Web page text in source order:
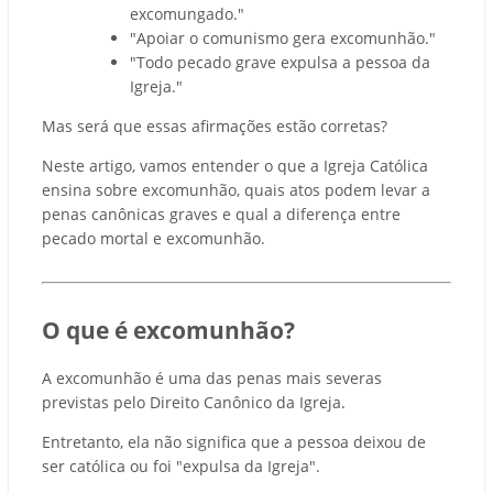
excomungado."
"Apoiar o comunismo gera excomunhão."
"Todo pecado grave expulsa a pessoa da
Igreja."
Mas será que essas afirmações estão corretas?
Neste artigo, vamos entender o que a Igreja Católica
ensina sobre excomunhão, quais atos podem levar a
penas canônicas graves e qual a diferença entre
pecado mortal e excomunhão.
O que é excomunhão?
A excomunhão é uma das penas mais severas
previstas pelo Direito Canônico da Igreja.
Entretanto, ela não significa que a pessoa deixou de
ser católica ou foi "expulsa da Igreja".